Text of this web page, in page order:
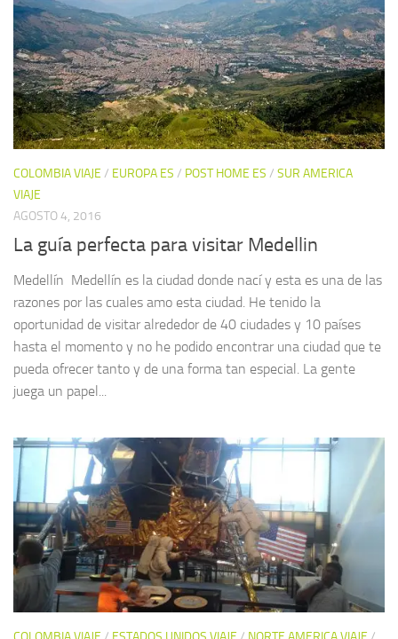
COLOMBIA VIAJE / EUROPA ES / POST HOME ES / SUR AMERICA
VIAJE
AGOSTO 4, 2016
La guía perfecta para visitar Medellin
Medellín Medellín es la ciudad donde nací y esta es una de las
razones por las cuales amo esta ciudad. He tenido la
oportunidad de visitar alrededor de 40 ciudades y 10 países
hasta el momento y no he podido encontrar una ciudad que te
pueda ofrecer tanto y de una forma tan especial. La gente
juega un papel...